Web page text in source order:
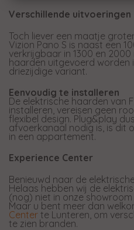
Verschillende uitvoeringen
Toch liever een maatje
Vizion Pano S is naast een
verkrijgbaar in 1300 en
haarden uitgevoerd worden
driezijdige variant.
Eenvoudig te installeren
De elektrische haarden van
installeren, vereisen geen
flexibel design. Plug&play
afvoerkanaal nodig is, is dit
in een appartement.
Experience Center
Benieuwd naar de
Helaas hebben wij de
(nog) niet in onze showroom
Maar u bent meer dan
Center te Lunteren, om
te zien branden.